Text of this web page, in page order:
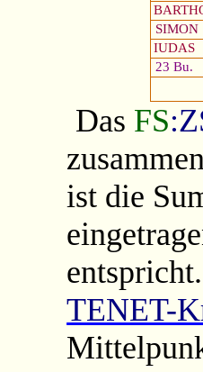
SIMON
IUDAS
23 Bu.
Das FS
ist die
TENET-